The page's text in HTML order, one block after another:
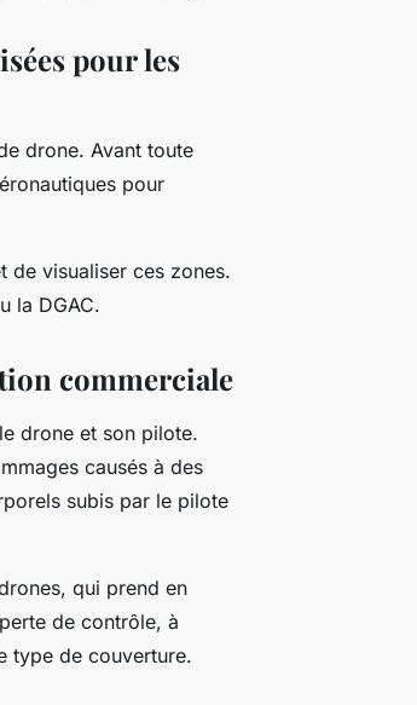
pour les
drone. Avant toute
pour
de visualiser ces zones.
la DGAC.
commerciale
drone et son pilote.
causés à des
subis par le pilote
qui prend en
de contrôle, à
type de couverture.